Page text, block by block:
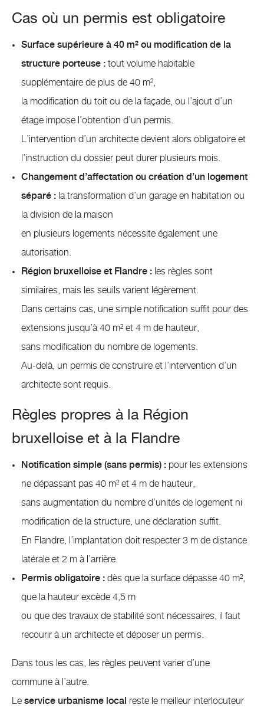
Cas où un permis est obligatoire
Surface supérieure à 40 m² ou modification de la
structure porteuse : tout volume habitable
supplémentaire de plus de 40 m²,
la modification du toit ou de la façade, ou l’ajout d’un
étage impose l’obtention d’un permis.
L’intervention d’un architecte devient alors obligatoire et
l’instruction du dossier peut durer plusieurs mois.
Changement d’affectation ou création d’un logement
séparé : la transformation d’un garage en habitation ou
la division de la maison
en plusieurs logements nécessite également une
autorisation.
Région bruxelloise et Flandre : les règles sont
similaires, mais les seuils varient légèrement.
Dans certains cas, une simple notification suffit pour des
extensions jusqu’à 40 m² et 4 m de hauteur,
sans modification du nombre de logements.
Au-delà, un permis de construire et l’intervention d’un
architecte sont requis.
Règles propres à la Région
bruxelloise et à la Flandre
Notification simple (sans permis) : pour les extensions
ne dépassant pas 40 m² et 4 m de hauteur,
sans augmentation du nombre d’unités de logement ni
modification de la structure, une déclaration suffit.
En Flandre, l’implantation doit respecter 3 m de distance
latérale et 2 m à l’arrière.
Permis obligatoire : dès que la surface dépasse 40 m²,
que la hauteur excède 4,5 m
ou que des travaux de stabilité sont nécessaires, il faut
recourir à un architecte et déposer un permis.
Dans tous les cas, les règles peuvent varier d’une
commune à l’autre.
Le service urbanisme local reste le meilleur interlocuteur